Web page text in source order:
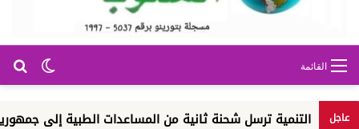
الوضع القائمة
عاجل
التنمية ترسل شحنة ثانية من المساعدات الطبية إلى جمهورية